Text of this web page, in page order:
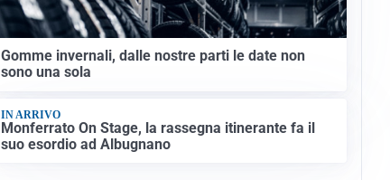
Gomme invernali, dalle nostre parti le date non
sono una sola
IN ARRIVO
Monferrato On Stage, la rassegna itinerante fa il
suo esordio ad Albugnano